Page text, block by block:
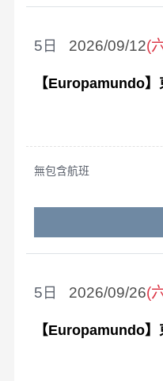
2026/09/12(
5
【Europamundo】
無包含航班
2026/09/26(
5
【Europamundo】